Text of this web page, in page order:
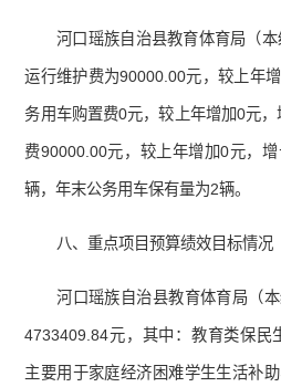
河口瑶族自治县教育体育局（
运行维护费为90000.00元，较上年
务用车购置费0元，较上年增加0元
费90000.00元，较上年增加0元，
辆，年末公务用车保有量为2辆。
八、重点项目预算绩效目标情况
河口瑶族自治县教育体育局（
4733409.84元，其中：教育类保民
主要用于家庭经济困难学生生活补